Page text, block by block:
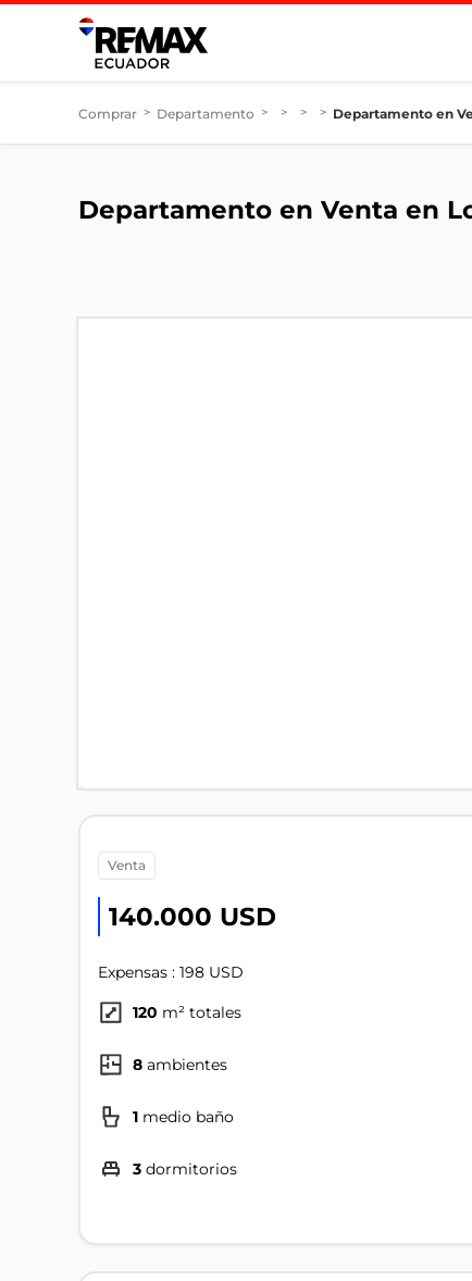
Comprar > Departamento > > > > Departamento en
Departamento en Venta en
venta
140.000 USD
Expensas : 198 USD
120 m² totales
8 ambientes
1 medio baño
3 dormitorios